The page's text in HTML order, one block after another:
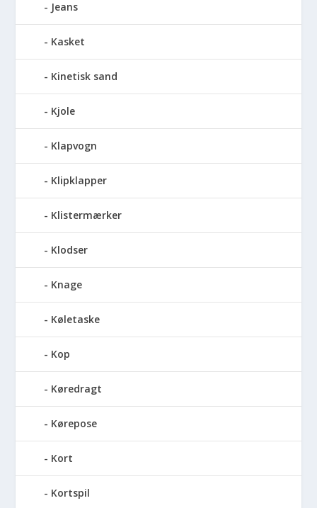
Jeans
Kasket
Kinetisk sand
Kjole
Klapvogn
Klipklapper
Klistermærker
Klodser
Knage
Køletaske
Kop
Køredragt
Kørepose
Kort
Kortspil